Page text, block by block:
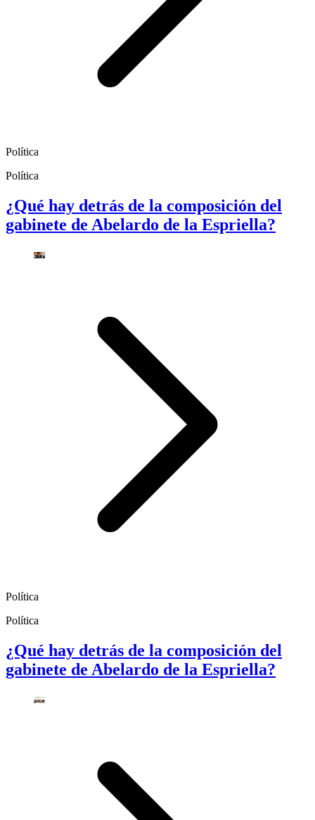
Política
Política
¿Qué hay detrás de la composición del
gabinete de Abelardo de la Espriella?
Política
Política
¿Qué hay detrás de la composición del
gabinete de Abelardo de la Espriella?